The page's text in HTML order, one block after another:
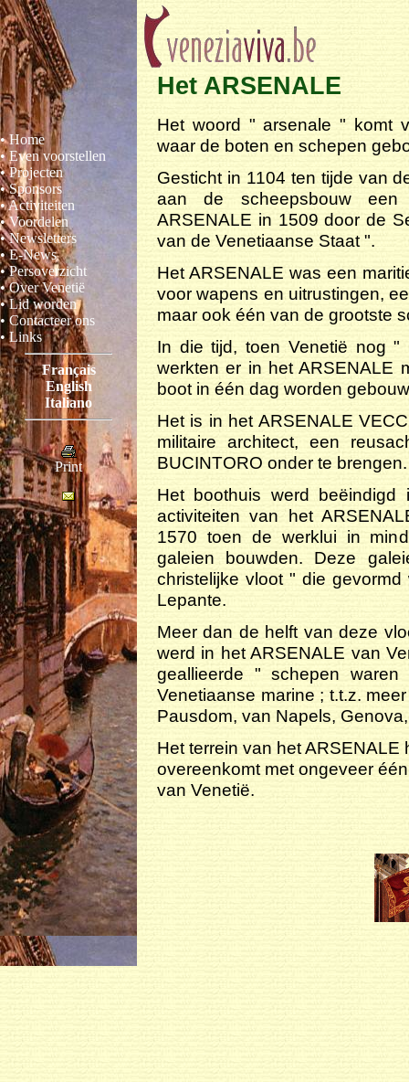
• Home
• Even voorstellen
• Projecten
• Sponsors
• Activiteiten
• Voordelen
• Newsletters
• E-News
• Persoverzicht
• Over Venetië
• Lid worden
• Contacteer ons
• Links
Français
English
Italiano
Print
Het ARSENALE
Het woord " arsenale " komt
waar de boten en schepen
Gesticht in 1104 ten tijde van
aan de scheepsbouw
ARSENALE in 1509 door de
van de Venetiaanse Staat ".
Het ARSENALE was een
voor wapens en uitrustingen,
maar ook één van de grootste
In die tijd, toen Venetië nog "
werkten er in het ARSENALE
boot in één dag worden
Het is in het ARSENALE
militaire architect, een
BUCINTORO onder te brengen.
Het boothuis werd
activiteiten van het
1570 toen de werklui in
galeien bouwden. Deze
christelijke vloot " die
Lepante.
Meer dan de helft van deze
werd in het ARSENALE van
geallieerde " schepen
Venetiaanse marine ; t.t.z.
Pausdom, van Napels,
Het terrein van het
overeenkomt met ongeveer
van Venetië.